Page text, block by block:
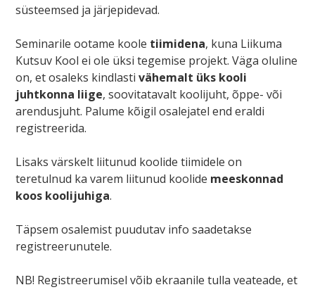
süsteemsed ja järjepidevad.
Seminarile ootame koole tiimidena, kuna Liikuma
Kutsuv Kool ei ole üksi tegemise projekt. Väga oluline
on, et osaleks kindlastivähemalt üks kooli
juhtkonna liige, soovitatavalt koolijuht, õppe- või
arendusjuht. Palume kõigil osalejatel end eraldi
registreerida.
Lisaks värskelt liitunud koolide tiimidele on
teretulnud ka varem liitunud koolide meeskonnad
koos koolijuhiga.
Täpsem osalemist puudutav info saadetakse
registreerunutele.
NB! Registreerumisel võib ekraanile tulla veateade, et